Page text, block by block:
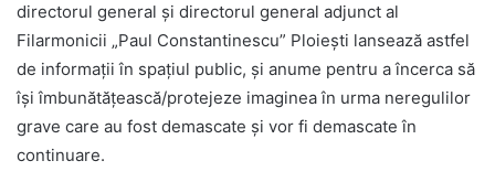
directorul general și directorul general adjunct al
Filarmonicii „Paul Constantinescu” Ploiești lansează astfel
de informații în spațiul public, și anume pentru a încerca să
își îmbunătățească/protejeze imaginea în urma neregulilor
grave care au fost demascate și vor fi demascate în
continuare.